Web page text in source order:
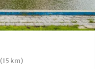
(15 km)